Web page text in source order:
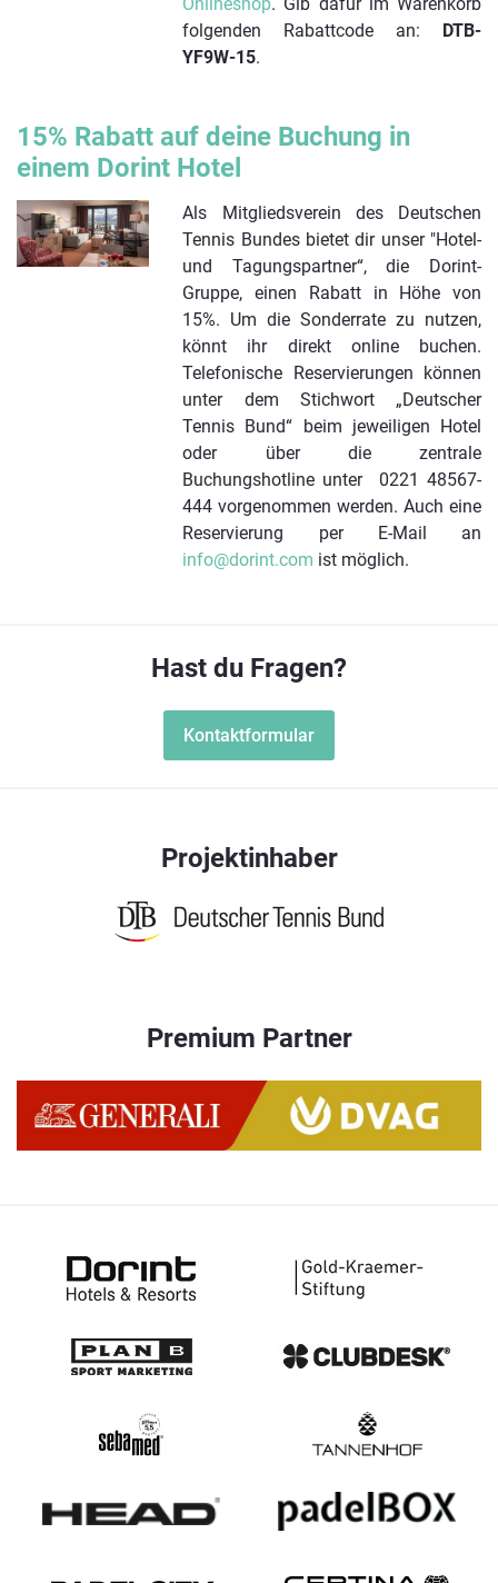
Onlineshop. Gib dafür im Warenkorb
folgenden Rabattcode an:
DTB-
YF9W-15.
15% Rabatt auf deine Buchung in
einem Dorint Hotel
Als Mitgliedsverein des Deutschen
Tennis Bundes bietet dir unser "Hotel-
und Tagungspartner“, die Dorint-
Gruppe, einen Rabatt in Höhe von
15%. Um die Sonderrate zu nutzen,
könnt ihr direkt online buchen.
Telefonische Reservierungen können
unter dem Stichwort „Deutscher
Tennis Bund“ beim jeweiligen Hotel
oder über die zentrale
Buchungshotline unter 0221 48567-
444 vorgenommen werden. Auch eine
Reservierung per E-Mail an
info@dorint.com ist möglich.
Hast du Fragen?
Kontaktformular
Projektinhaber
Premium Partner